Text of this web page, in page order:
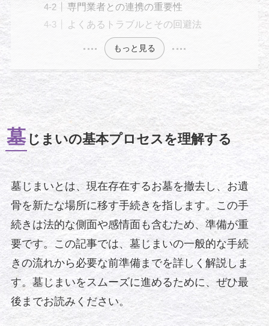
専門業者との連携の重要性
よくあるトラブルとその回避法
もっと見る
墓 じまいの基本プロセスを理解する
墓じまいとは、現在存在するお墓を撤去し、お遺
骨を新たな場所に移す手続きを指します。この手
続きは法的な側面や感情面も含むため、準備が重
要です。この記事では、墓じまいの一般的な手続
きの流れから必要な前準備までを詳しく解説しま
す。墓じまいをスムーズに進めるために、ぜひ最
後までお読みください。